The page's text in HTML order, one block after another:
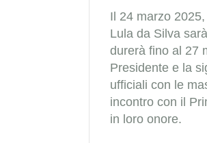
Il 24 marzo
Lula da Silva
durerà fino al 27
Presidente e la
ufficiali con le
incontro con il
in loro onore.